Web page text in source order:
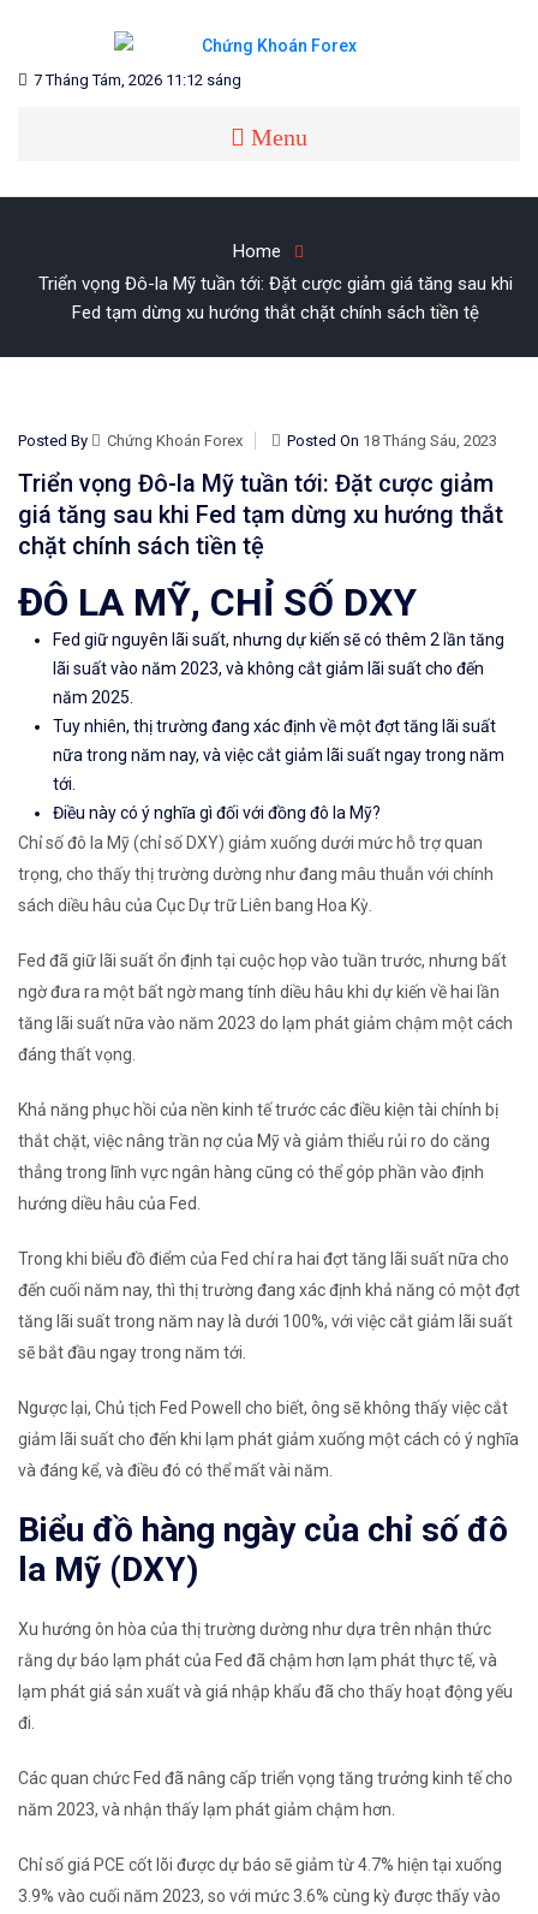
content
CHỨNG KHOÁN FOREX
Blog chia sẻ về Chứng Khoán và Forex
7 Tháng Tám, 2026 11:12 sáng
Menu
Home
Triển vọng Đô-la Mỹ tuần tới: Đặt cược giảm giá tăng sau khi
Fed tạm dừng xu hướng thắt chặt chính sách tiền tệ
Posted By Chứng Khoán Forex Posted On 18 Tháng Sáu, 2023
Triển vọng Đô-la Mỹ tuần tới: Đặt cược giảm
giá tăng sau khi Fed tạm dừng xu hướng thắt
chặt chính sách tiền tệ
ĐÔ LA MỸ, CHỈ SỐ DXY
Fed giữ nguyên lãi suất, nhưng dự kiến ​​​​sẽ có thêm 2 lần tăng
lãi suất vào năm 2023, và không cắt giảm lãi suất cho đến
năm 2025.
Tuy nhiên, thị trường đang xác định về một đợttăng lãi suất
nữa trong năm nay, và việc cắt giảm lãi suất ngay trong năm
tới.
Điều này có ý nghĩa gì đối với đồng đô la Mỹ?
Chỉ số đô la Mỹ (chỉ số DXY) giảm xuống dưới mức hỗ trợ quan
trọng, cho thấy thị trường dường như đang mâu thuẫn với chính
sách diều hâu của Cục Dự trữ Liên bang Hoa Kỳ.
Fed đã giữ lãi suất ổn định tại cuộc họp vào tuần trước, nhưng bất
ngờ đưa ra một bất ngờ mang tính diều hâu khi dự kiến về ​​​​hai lần
tăng lãi suất nữa vào năm 2023 do lạm phát giảm chậm một cách
đáng thất vọng.
Khả năng phục hồi của nền kinh tế trước các điều kiện tài chính bị
thắt chặt, việc nâng trần nợ của Mỹ và giảm thiểu rủi ro do căng
thẳng trong lĩnh vực ngân hàng cũng có thể góp phần vào định
hướng diều hâu của Fed.
Trong khi biểu đồ điểm của Fed chỉ ra hai đợt tăng lãi suất nữa cho
đến cuối năm nay, thì thị trường đang xác định khả năng có một đợt
tăng lãi suất trong năm nay là dưới 100%, với việc cắt giảm lãi suất
sẽ bắt đầu ngay trong năm tới.
Ngược lại, Chủ tịch Fed Powell cho biết, ông sẽ không thấy việc cắt
giảm lãi suất cho đến khi lạm phát giảm xuống một cách có ý nghĩa
và đáng kể, và điều đó có thể mất vài năm.
Biểu đồ hàng ngày của chỉ số đô
la Mỹ (DXY)
Xu hướng ôn hòa của thị trường dường như dựa trên nhận thức
rằng dự báo lạm phát của Fed đã chậm hơn lạm phát thực tế, và
lạm phát giá sản xuất và giá nhập khẩu đã cho thấy hoạt động yếu
đi.
Các quan chức Fed đã nâng cấp triển vọng tăng trưởng kinh tế cho
năm 2023, và nhận thấy lạm phát giảm chậm hơn.
Chỉ số giá PCE cốt lõi được dự báo sẽ giảm từ 4.7% hiện tại xuống
3.9% vào cuối năm 2023, so với mức 3.6% cùng kỳ được thấy vào